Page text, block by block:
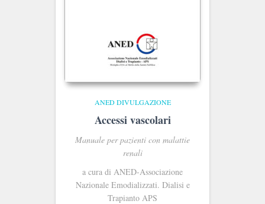
ANED DIVULGAZIONE
Accessi vascolari
Manuale per pazienti con malattie
renali
a cura di ANED-Associazione
Nazionale Emodializzati. Dialisi e
Trapianto APS